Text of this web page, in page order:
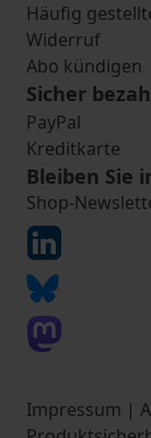
Häufig
Widerruf
Abo kündigen
Sicher
PayPal
Kreditkarte
Bleiben Sie
Shop-
Impressum |